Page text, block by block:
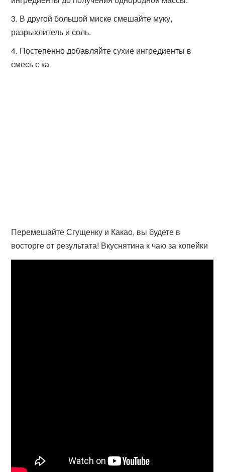
В другой большой миске смешайте муку,
разрыхлитель и соль.
Постепенно добавляйте сухие ингредиенты в
смесь с ка
Перемешайте Сгущенку и Какао, вы будете в
восторге от результата! Вкуснятина к чаю за копейки